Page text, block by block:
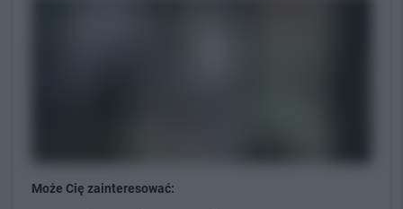
Może Cię zainteresować: